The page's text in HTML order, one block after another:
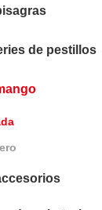
de pestillos